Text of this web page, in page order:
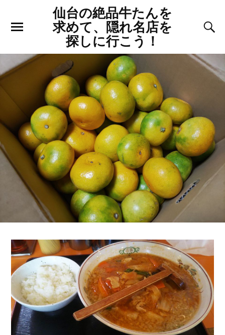
仙台の絶品牛たんを
求めて、隠れ名店を
探しに行こう！